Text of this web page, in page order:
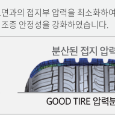
과의 접지부 압력을 최소화하
종 안정성을 강화하였습니다.